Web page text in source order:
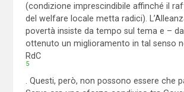
(condizione imprescindibile affinché il
del welfare locale metta radici).
povertà insiste da tempo sul tema e –
ottenuto un miglioramento in tal senso
RdC
5
. Questi, però, non possono essere che